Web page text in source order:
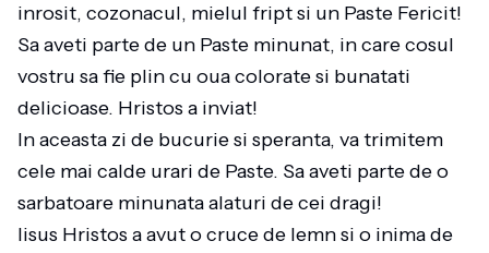
inrosit, cozonacul, mielul fript si un Paste Fericit!
Sa aveti parte de un Paste minunat, in care cosul
vostru sa fie plin cu oua colorate si bunatati
delicioase. Hristos a inviat!
In aceasta zi de bucurie si speranta, va trimitem
cele mai calde urari de Paste. Sa aveti parte de o
sarbatoare minunata alaturi de cei dragi!
Iisus Hristos a avut o cruce de lemn si o inima de